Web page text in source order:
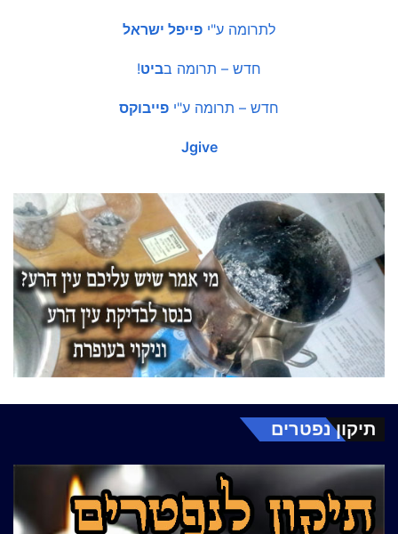
לתרומה ע"י פייפל ישראל
חדש – תרומה בביט!
חדש – תרומה ע"י פייבוקס
Jgive
תיקון נפטרים